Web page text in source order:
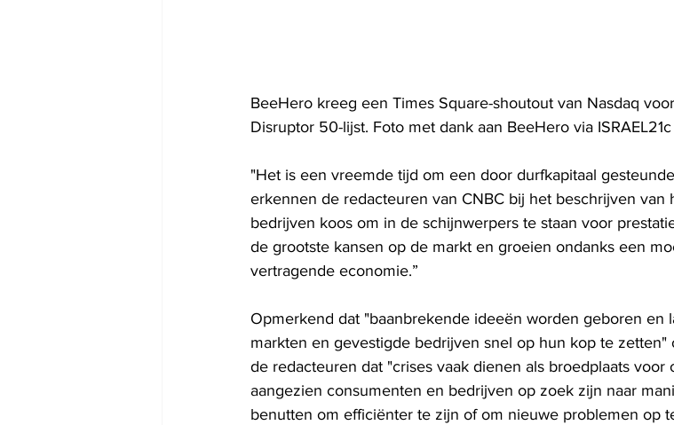
BeeHero kreeg een Times Square-shoutout van Nasdaq
Disruptor 50-lijst. Foto met dank aan BeeHero via ISRAEL21c
"Het is een vreemde tijd om een ​​door durfkapitaal
erkennen de redacteuren van CNBC bij het beschrijven van
bedrijven koos om in de schijnwerpers te staan ​​voor
de grootste kansen op de markt en groeien ondanks een
vertragende economie.”
Opmerkend dat "baanbrekende ideeën worden geboren en
markten en gevestigde bedrijven snel op hun kop te zetten"
de redacteuren dat "crises vaak dienen als broedplaats voor
aangezien consumenten en bedrijven op zoek zijn naar
benutten om efficiënter te zijn of om nieuwe problemen op